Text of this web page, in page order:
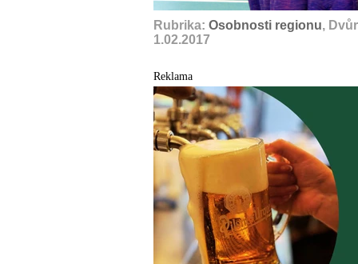
Rubrika: Osobnosti regionu,
1.02.2017
Reklama